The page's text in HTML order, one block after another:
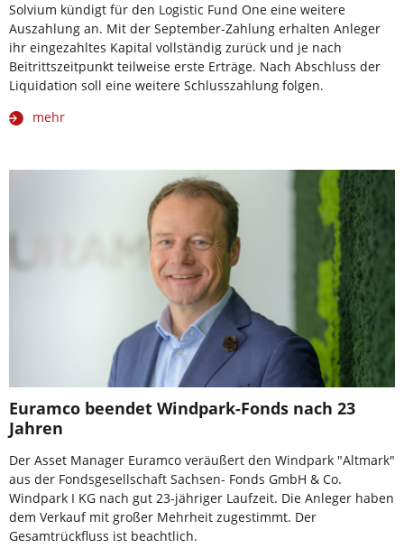
Solvium kündigt für den Logistic Fund One eine weitere
Auszahlung an. Mit der September-Zahlung erhalten Anleger
ihr eingezahltes Kapital vollständig zurück und je nach
Beitrittszeitpunkt teilweise erste Erträge. Nach Abschluss der
Liquidation soll eine weitere Schlusszahlung folgen.
mehr
Euramco beendet Windpark-Fonds nach 23
Jahren
Der Asset Manager Euramco veräußert den Windpark "Altmark"
aus der Fondsgesellschaft Sachsen- Fonds GmbH & Co.
Windpark I KG nach gut 23-jähriger Laufzeit. Die Anleger haben
dem Verkauf mit großer Mehrheit zugestimmt. Der
Gesamtrückfluss ist beachtlich.